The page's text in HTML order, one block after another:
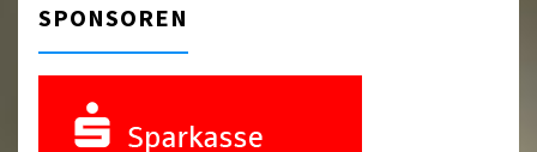
SPONSOREN